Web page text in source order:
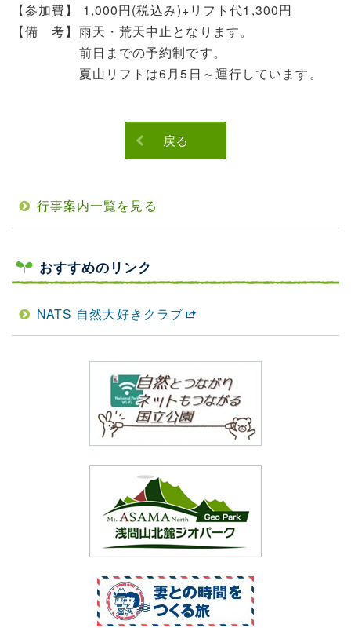
【参加費】 1,000円(税込み)+リフト代1,300円
【備 考】雨天・荒天中止となります。
前日までの予約制です。
夏山リフトは6月5日～運行しています。
戻る
行事案内一覧を見る
おすすめのリンク
NATS 自然大好きクラブ